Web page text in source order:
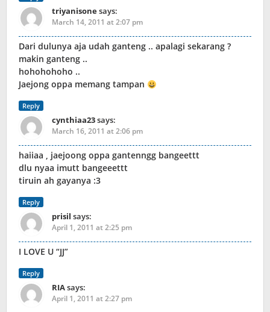
triyanisonesays:
March 14, 2011 at 2:07 pm
Dari dulunya aja udah ganteng .. apalagi sekarang ?
makin ganteng ..
hohohohoho ..
Jaejong oppa memang tampan
Reply
cynthiaa23says:
March 16, 2011 at 2:06 pm
haiiaa , jaejoong oppa gantenngg bangeettt
dlu nyaa imutt bangeeettt
tiruin ah gayanya :3
Reply
prisil says:
April 1, 2011 at 2:25 pm
I LOVE U “JJ”
Reply
RIAsays:
April 1, 2011 at 2:27 pm